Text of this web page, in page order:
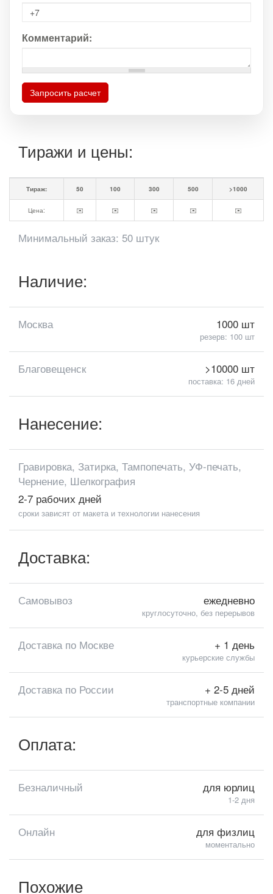
Комментарий:
Запросить расчет
Тиражи и цены:
Тираж: 50 100 300 500 >1000
Цена: ✉️ ✉️ ✉️ ✉️ ✉️
Минимальный заказ: 50 штук
Наличие:
Москва 1000 шт
резерв: 100 шт
Благовещенск >10000 шт
поставка: 16 дней
Нанесение:
Гравировка, Затирка, Тампопечать, УФ-печать,
Чернение, Шелкография
2-7 рабочих дней
сроки зависят от макета и технологии нанесения
Доставка:
Самовывоз ежедневно
круглосуточно, без перерывов
Доставка по Москве + 1 день
курьерские службы
Доставка по России + 2-5 дней
транспортные компании
Оплата:
Безналичный для юрлиц
1-2 дня
Онлайн для физлиц
моментально
Похожие